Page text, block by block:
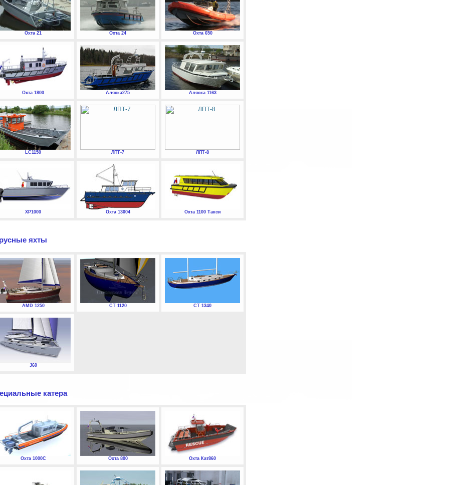
Охта 21 Охта 24 Охта 650
Охта 1800 Аляска275 Аляска 1163
LC1150 ЛПТ-7 ЛПТ-8
XP1000 Охта 13004 Охта 1100 Такси
яхты
AMD 1250 СТ 1120 СТ 1340
J60
катера
Охта 1000С Охта 800 Охта Кат860